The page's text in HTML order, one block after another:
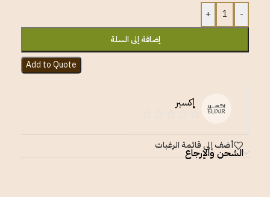
-
+
إضافة إلى السلة
Add to Quote
إكسير
أضف إلى قائمة الرغبات
الشحن والإرجاع